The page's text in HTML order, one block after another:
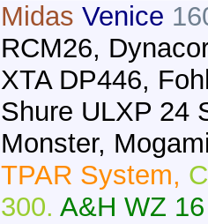
Midas Venice
RCM26,
XTA DP446,
Shure ULXP 24
Monster,
TPAR System,
300. A&H WZ